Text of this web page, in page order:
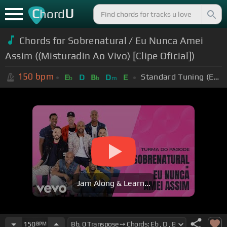
ChordU
Chords for Sobrenatural / Eu Nunca Amei
Assim ((Misturadin Ao Vivo) [Clipe Oficial])
150 bpm Eb D Bb Dm E Standard Tuning (EADGBE)
Jam Along & Learn...
150BPM